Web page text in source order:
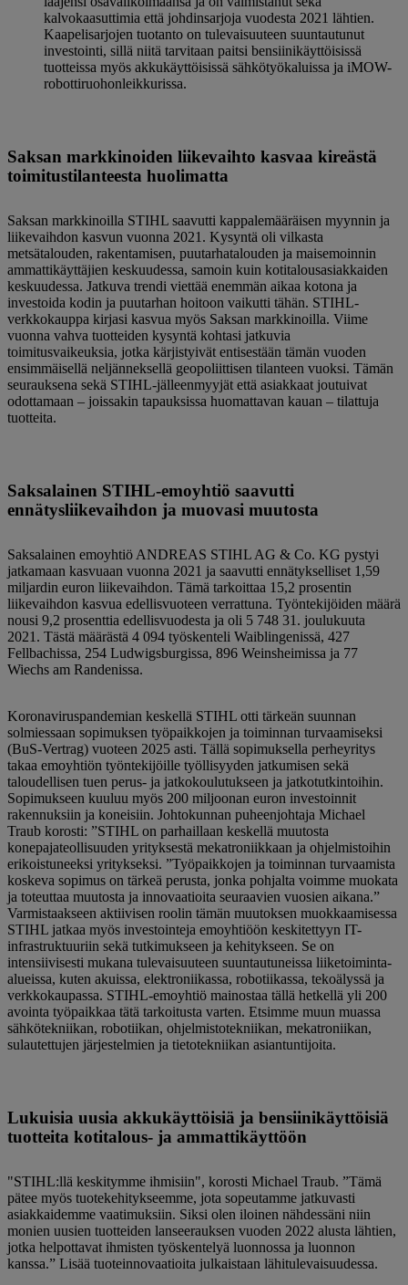
kalvokaasuttimia että johdinsarjoja vuodesta 2021 lähtien.
Kaapelisarjojen tuotanto on tulevaisuuteen suuntautunut
investointi, sillä niitä tarvitaan paitsi bensiinikäyttöisissä
tuotteissa myös akkukäyttöisissä sähkötyökaluissa ja iMOW-
robottiruohonleikkurissa.
Saksan markkinoiden liikevaihto kasvaa kireästä
toimitustilanteesta huolimatta
Saksan markkinoilla STIHL saavutti kappalemääräisen myynnin ja
liikevaihdon kasvun vuonna 2021. Kysyntä oli vilkasta
metsätalouden, rakentamisen, puutarhatalouden ja maisemoinnin
ammattikäyttäjien keskuudessa, samoin kuin kotitalousasiakkaiden
keskuudessa. Jatkuva trendi viettää enemmän aikaa kotona ja
investoida kodin ja puutarhan hoitoon vaikutti tähän. STIHL-
verkkokauppa kirjasi kasvua myös Saksan markkinoilla. Viime
vuonna vahva tuotteiden kysyntä kohtasi jatkuvia
toimitusvaikeuksia, jotka kärjistyivät entisestään tämän vuoden
ensimmäisellä neljänneksellä geopoliittisen tilanteen vuoksi. Tämän
seurauksena sekä STIHL-jälleenmyyjät että asiakkaat joutuivat
odottamaan – joissakin tapauksissa huomattavan kauan – tilattuja
tuotteita.
Saksalainen STIHL-emoyhtiö saavutti
ennätysliikevaihdon ja muovasi muutosta
Saksalainen emoyhtiö ANDREAS STIHL AG & Co. KG pystyi
jatkamaan kasvuaan vuonna 2021 ja saavutti ennätykselliset 1,59
miljardin euron liikevaihdon. Tämä tarkoittaa 15,2 prosentin
liikevaihdon kasvua edellisvuoteen verrattuna. Työntekijöiden määrä
nousi 9,2 prosenttia edellisvuodesta ja oli 5 748 31. joulukuuta
2021. Tästä määrästä 4 094 työskenteli Waiblingenissä, 427
Fellbachissa, 254 Ludwigsburgissa, 896 Weinsheimissa ja 77
Wiechs am Randenissa.
Koronaviruspandemian keskellä STIHL otti tärkeän suunnan
solmiessaan sopimuksen työpaikkojen ja toiminnan turvaamiseksi
(BuS-Vertrag) vuoteen 2025 asti. Tällä sopimuksella perheyritys
takaa emoyhtiön työntekijöille työllisyyden jatkumisen sekä
taloudellisen tuen perus- ja jatkokoulutukseen ja jatkotutkintoihin.
Sopimukseen kuuluu myös 200 miljoonan euron investoinnit
rakennuksiin ja koneisiin. Johtokunnan puheenjohtaja Michael
Traub korosti: ”STIHL on parhaillaan keskellä muutosta
konepajateollisuuden yrityksestä mekatroniikkaan ja ohjelmistoihin
erikoistuneeksi yritykseksi. ”Työpaikkojen ja toiminnan turvaamista
koskeva sopimus on tärkeä perusta, jonka pohjalta voimme muokata
ja toteuttaa muutosta ja innovaatioita seuraavien vuosien aikana.”
Varmistaakseen aktiivisen roolin tämän muutoksen muokkaamisessa
STIHL jatkaa myös investointeja emoyhtiöön keskitettyyn IT-
infrastruktuuriin sekä tutkimukseen ja kehitykseen. Se on
intensiivisesti mukana tulevaisuuteen suuntautuneissa liiketoiminta-
alueissa, kuten akuissa, elektroniikassa, robotiikassa, tekoälyssä ja
verkkokaupassa. STIHL-emoyhtiö mainostaa tällä hetkellä yli 200
avointa työpaikkaa tätä tarkoitusta varten. Etsimme muun muassa
sähkötekniikan, robotiikan, ohjelmistotekniikan, mekatroniikan,
sulautettujen järjestelmien ja tietotekniikan asiantuntijoita.
Lukuisia uusia akkukäyttöisiä ja bensiinikäyttöisiä
tuotteita kotitalous- ja ammattikäyttöön
"STIHL:llä keskitymme ihmisiin", korosti Michael Traub. ”Tämä
pätee myös tuotekehitykseemme, jota sopeutamme jatkuvasti
asiakkaidemme vaatimuksiin. Siksi olen iloinen nähdessäni niin
monien uusien tuotteiden lanseerauksen vuoden 2022 alusta lähtien,
jotka helpottavat ihmisten työskentelyä luonnossa ja luonnon
kanssa.” Lisää tuoteinnovaatioita julkaistaan ​​lähitulevaisuudessa.